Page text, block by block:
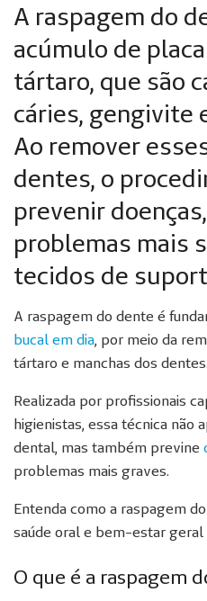
A raspagem do
acúmulo de
tártaro, que são
cáries, gengivite
Ao remover
dentes, o
prevenir
problemas mais
tecidos de
A raspagem do dente é
bucal em dia, por meio da
tártaro e manchas dos dentes.
Realizada por profissionais
higienistas, essa técnica não
dental, mas também previne
problemas mais graves.
Entenda como a raspagem
saúde oral e bem-estar
O que é a raspagem